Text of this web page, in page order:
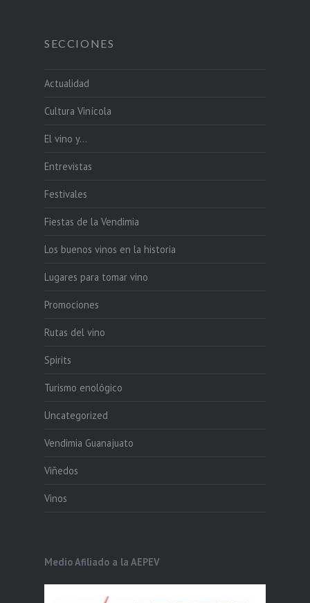
SECCIONES
Actualidad
Cultura Vinícola
El vino y…
Entrevistas
Festivales
Fiestas de la Vendimia
Los buenos vinos en la historia
Lugares para tomar vino
Promociones
Rutas del vino
Spirits
Turismo enológico
Uncategorized
Vendimia Guanajuato
Viñedos
Vinos
Medio Afiliado a la AEPEV